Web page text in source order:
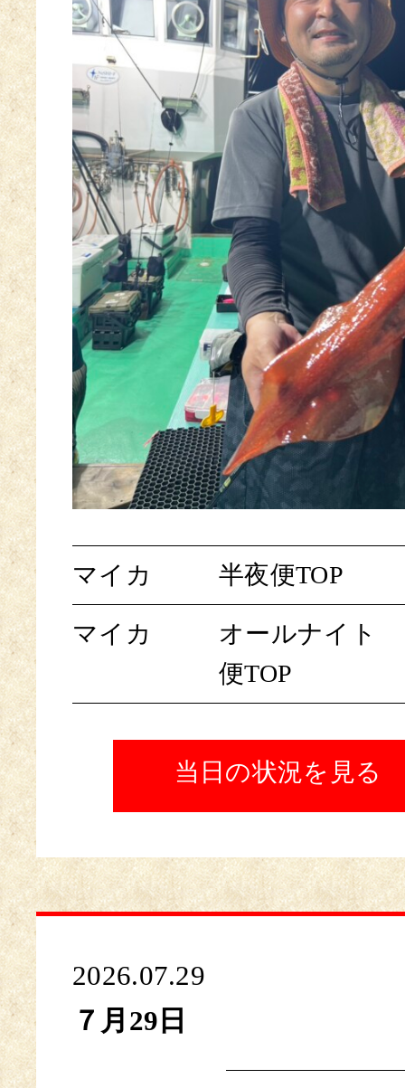
マイカ 半夜便TOP
マイカ
オールナイト
便TOP
当日の状況を見る
2026.07.29
７月29日